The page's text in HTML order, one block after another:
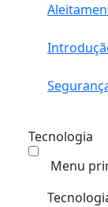
Tecnologia
Menu